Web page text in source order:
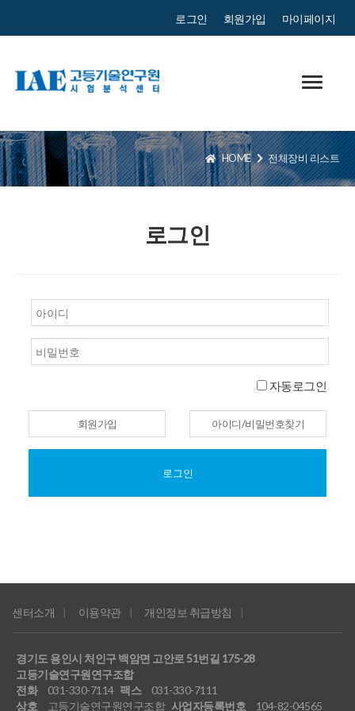
로그인 회원가입 마이페이지
전체장비 리스트
HOME
로그인
자동로그인
회원가입 아이디/비밀번호찾기
로그인
센터소개 이용약관 개인정보 취급방침
경기도 용인시 처인구 백암면 고안로 51번길 175-28
고등기술연구원연구조합
전화
031-330-7114 팩스
031-330-7111
상호
고등기술연구원연구조합 사업자등록번호 104-82-04565